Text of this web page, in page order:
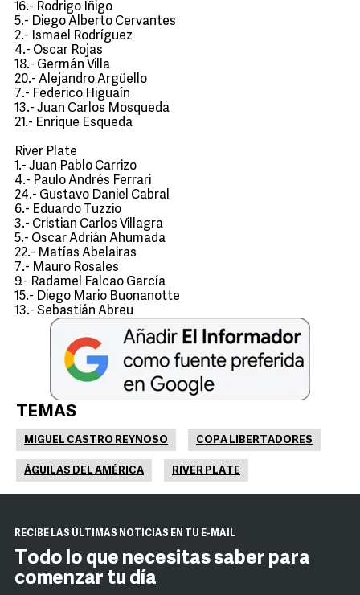
16.- Rodrigo Iñigo
5.- Diego Alberto Cervantes
2.- Ismael Rodríguez
4.- Oscar Rojas
18.- Germán Villa
20.- Alejandro Argüello
7.- Federico Higuaín
13.- Juan Carlos Mosqueda
21.- Enrique Esqueda
River Plate
1.- Juan Pablo Carrizo
4.- Paulo Andrés Ferrari
24.- Gustavo Daniel Cabral
6.- Eduardo Tuzzio
3.- Cristian Carlos Villagra
5.- Oscar Adrián Ahumada
22.- Matías Abelairas
7.- Mauro Rosales
9.- Radamel Falcao García
15.- Diego Mario Buonanotte
13.- Sebastián Abreu
TEMAS
MIGUEL CASTRO REYNOSO COPA LIBERTADORES
ÁGUILAS DEL AMÉRICA RIVER PLATE
RECIBE LAS ÚLTIMAS NOTICIAS EN TU E-MAIL
Todo lo que necesitas saber para
comenzar tu día